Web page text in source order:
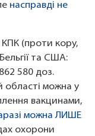
насправді не
КПК (проти кору,
та США:
580 доз.
області можна у
вакцинами,
можна ЛИШЕ
охорони